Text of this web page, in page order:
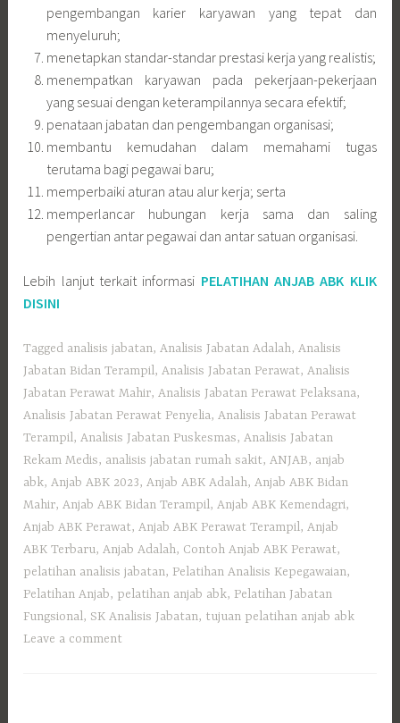
pengembangan karier karyawan yang tepat dan
menyeluruh;
menetapkan standar-standar prestasi kerja yang realistis;
menempatkan karyawan pada pekerjaan-pekerjaan
yang sesuai dengan keterampilannya secara efektif;
penataan jabatan dan pengembangan organisasi;
membantu kemudahan dalam memahami tugas
terutama bagi pegawai baru;
memperbaiki aturan atau alur kerja; serta
memperlancar hubungan kerja sama dan saling
pengertian antar pegawai dan antar satuan organisasi.
Lebih lanjut terkait informasi PELATIHAN ANJAB ABK KLIK
DISINI
Tagged analisis jabatan,Analisis Jabatan Adalah,Analisis
Jabatan Bidan Terampil,Analisis Jabatan Perawat,Analisis
Jabatan Perawat Mahir,Analisis Jabatan Perawat Pelaksana,
Analisis Jabatan Perawat Penyelia,Analisis Jabatan Perawat
Terampil,Analisis Jabatan Puskesmas,Analisis Jabatan
Rekam Medis, analisis jabatan rumah sakit,ANJAB, anjab
abk,Anjab ABK 2023,Anjab ABK Adalah,Anjab ABK Bidan
Mahir,Anjab ABK Bidan Terampil,Anjab ABK Kemendagri,
Anjab ABK Perawat,Anjab ABK Perawat Terampil,Anjab
ABK Terbaru,Anjab Adalah, Contoh Anjab ABK Perawat,
pelatihan analisis jabatan, Pelatihan Analisis Kepegawaian,
Pelatihan Anjab, pelatihan anjab abk, Pelatihan Jabatan
Fungsional, SK Analisis Jabatan, tujuan pelatihan anjab abk
Leave a comment